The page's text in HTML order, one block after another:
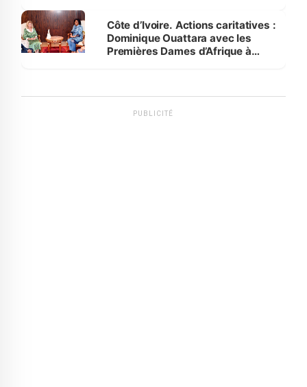
Côte d’Ivoire. Actions caritatives :
Dominique Ouattara avec les
Premières Dames d’Afrique à
PUBLICITÉ